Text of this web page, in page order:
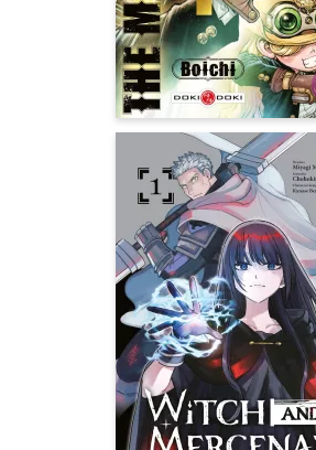
Autres volumes
Witch and
Mercenary
Vol. 01
Date de parution :
07/01/2026
Deux âmes brisées en
vers un continent
prêtes à tout pour
la paix.
Autres volumes